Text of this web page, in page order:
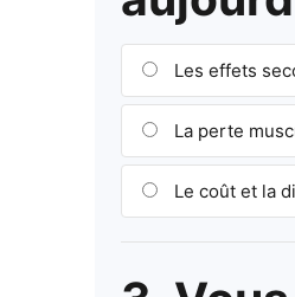
Les effets
La perte
Le coût et la